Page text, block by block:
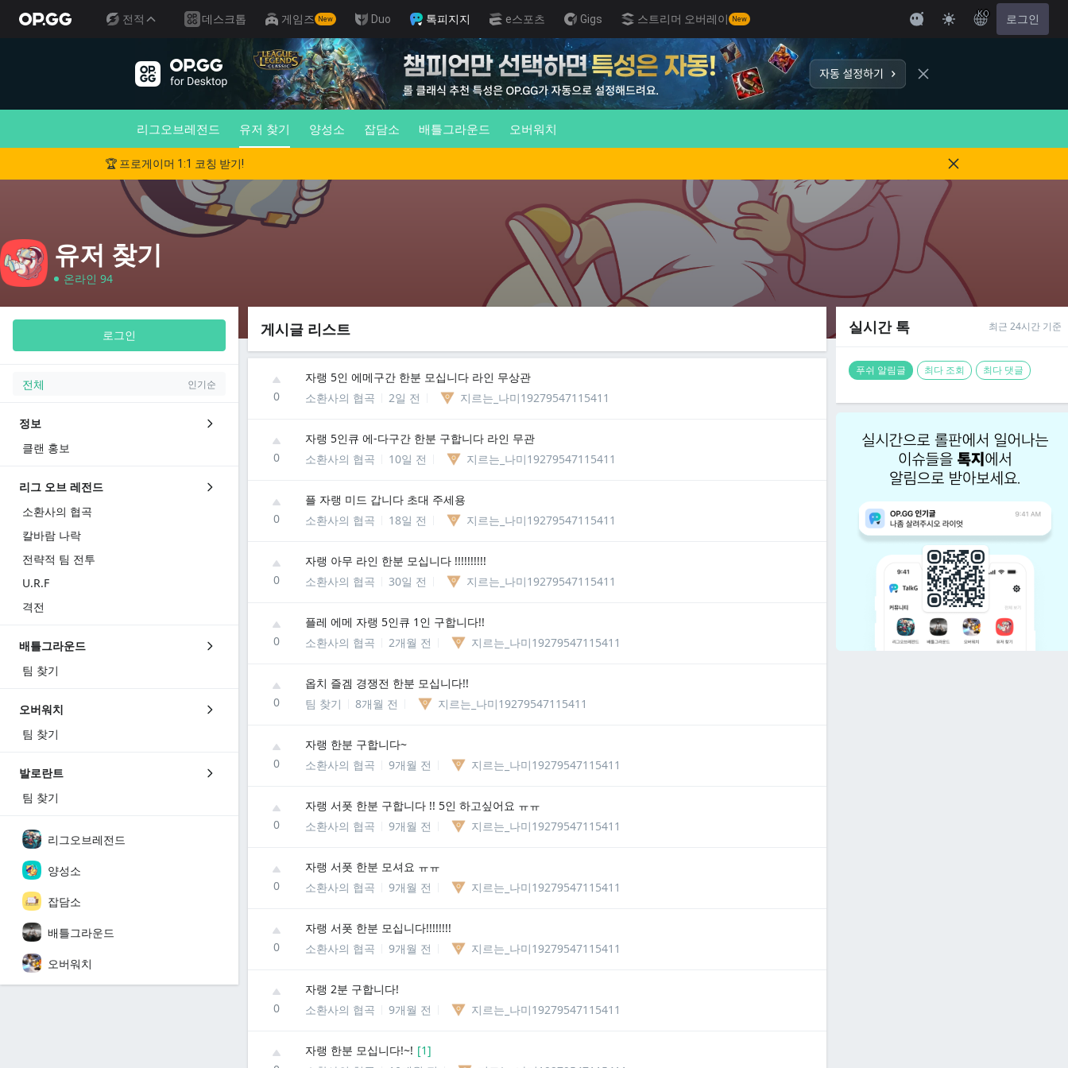
전적 데스크톱 게임즈 New Duo 톡피지지 e스포츠 Gigs 스트리머 오버레이 New
KO 로그인
리그오브레전드 유저 찾기 양성소 잡담소 배틀그라운드 오버워치
🏆 프로게이머 1:1 코칭 받기!
유저 찾기
온라인 94
로그인
전체 인기순
정보
클랜 홍보
리그 오브 레전드
소환사의 협곡
칼바람 나락
전략적 팀 전투
U.R.F
격전
배틀그라운드
팀 찾기
오버워치
팀 찾기
발로란트
팀 찾기
리그오브레전드
양성소
잡담소
배틀그라운드
오버워치
게시글 리스트
0
자랭 5인 에메구간 한분 모십니다 라인 무상관
소환사의 협곡
2일 전 지르는_나미19279547115411
0
자랭 5인큐 에-다구간 한분 구합니다 라인 무관
소환사의 협곡
10일 전 지르는_나미19279547115411
0
플 자랭 미드 갑니다 초대 주세용
소환사의 협곡
18일 전 지르는_나미19279547115411
0
자랭 아무 라인 한분 모십니다 !!!!!!!!!!
소환사의 협곡
30일 전 지르는_나미19279547115411
0
플레 에메 자랭 5인큐 1인 구합니다!!
소환사의 협곡
2개월 전 지르는_나미19279547115411
0
옵치 즐겜 경쟁전 한분 모십니다!!
팀 찾기
8개월 전 지르는_나미19279547115411
0
자랭 한분 구합니다~
소환사의 협곡
9개월 전 지르는_나미19279547115411
0
자랭 서폿 한분 구합니다 !! 5인 하고싶어요 ㅠㅠ
소환사의 협곡
9개월 전 지르는_나미19279547115411
0
자랭 서폿 한분 모셔요 ㅠㅠ
소환사의 협곡
9개월 전 지르는_나미19279547115411
0
자랭 서폿 한분 모십니다!!!!!!!!
소환사의 협곡
9개월 전 지르는_나미19279547115411
0
자랭 2분 구합니다!
소환사의 협곡
9개월 전 지르는_나미19279547115411
자랭 한분 모십니다!~! [1]
실시간 톡 최근 24시간 기준
푸쉬 알림글 최다 조회 최다 댓글